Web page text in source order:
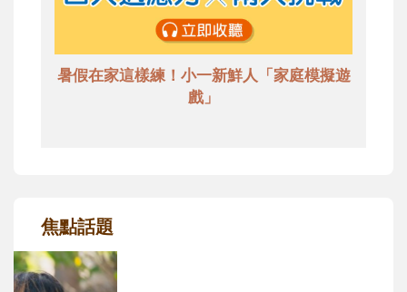
暑假在家這樣練！小一新鮮人「家庭模擬遊
戲」
焦點話題